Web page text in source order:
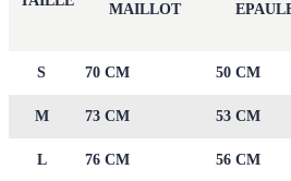
MAILLOT
S 70 CM 50 CM
M 73 CM 53 CM
L 76 CM 56 CM